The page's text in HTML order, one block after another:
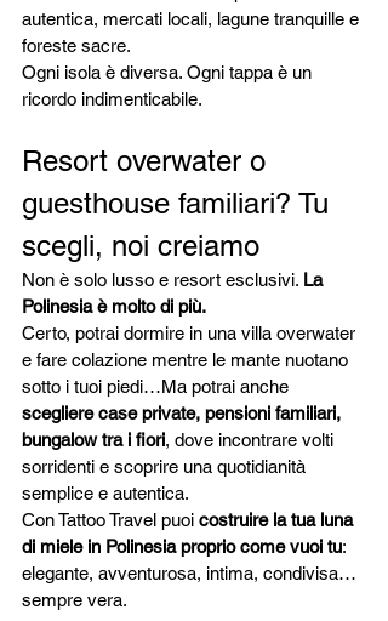
autentica, mercati locali, lagune tranquille e
foreste sacre.
Ogni isola è diversa. Ogni tappa è un
ricordo indimenticabile.
Resort overwater o
guesthouse familiari? Tu
scegli, noi creiamo
Non è solo lusso e resort esclusivi. La
Polinesia è molto di più.
Certo, potrai dormire in una villa overwater
e fare colazione mentre le mante nuotano
sotto i tuoi piedi…Ma potrai anche
scegliere case private, pensioni familiari,
bungalow tra i fiori, dove incontrare volti
sorridenti e scoprire una quotidianità
semplice e autentica.
Con Tattoo Travel puoi costruire la tua luna
di miele in Polinesia proprio come vuoi tu:
elegante, avventurosa, intima, condivisa…
sempre vera.